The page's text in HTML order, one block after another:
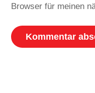
Browser für meinen